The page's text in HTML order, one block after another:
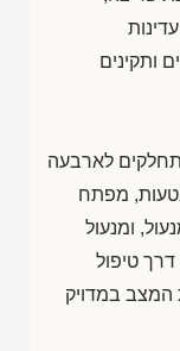
ותקינים
לארבעה
מפתח
ומנעול
טיפול
המצב במדויק